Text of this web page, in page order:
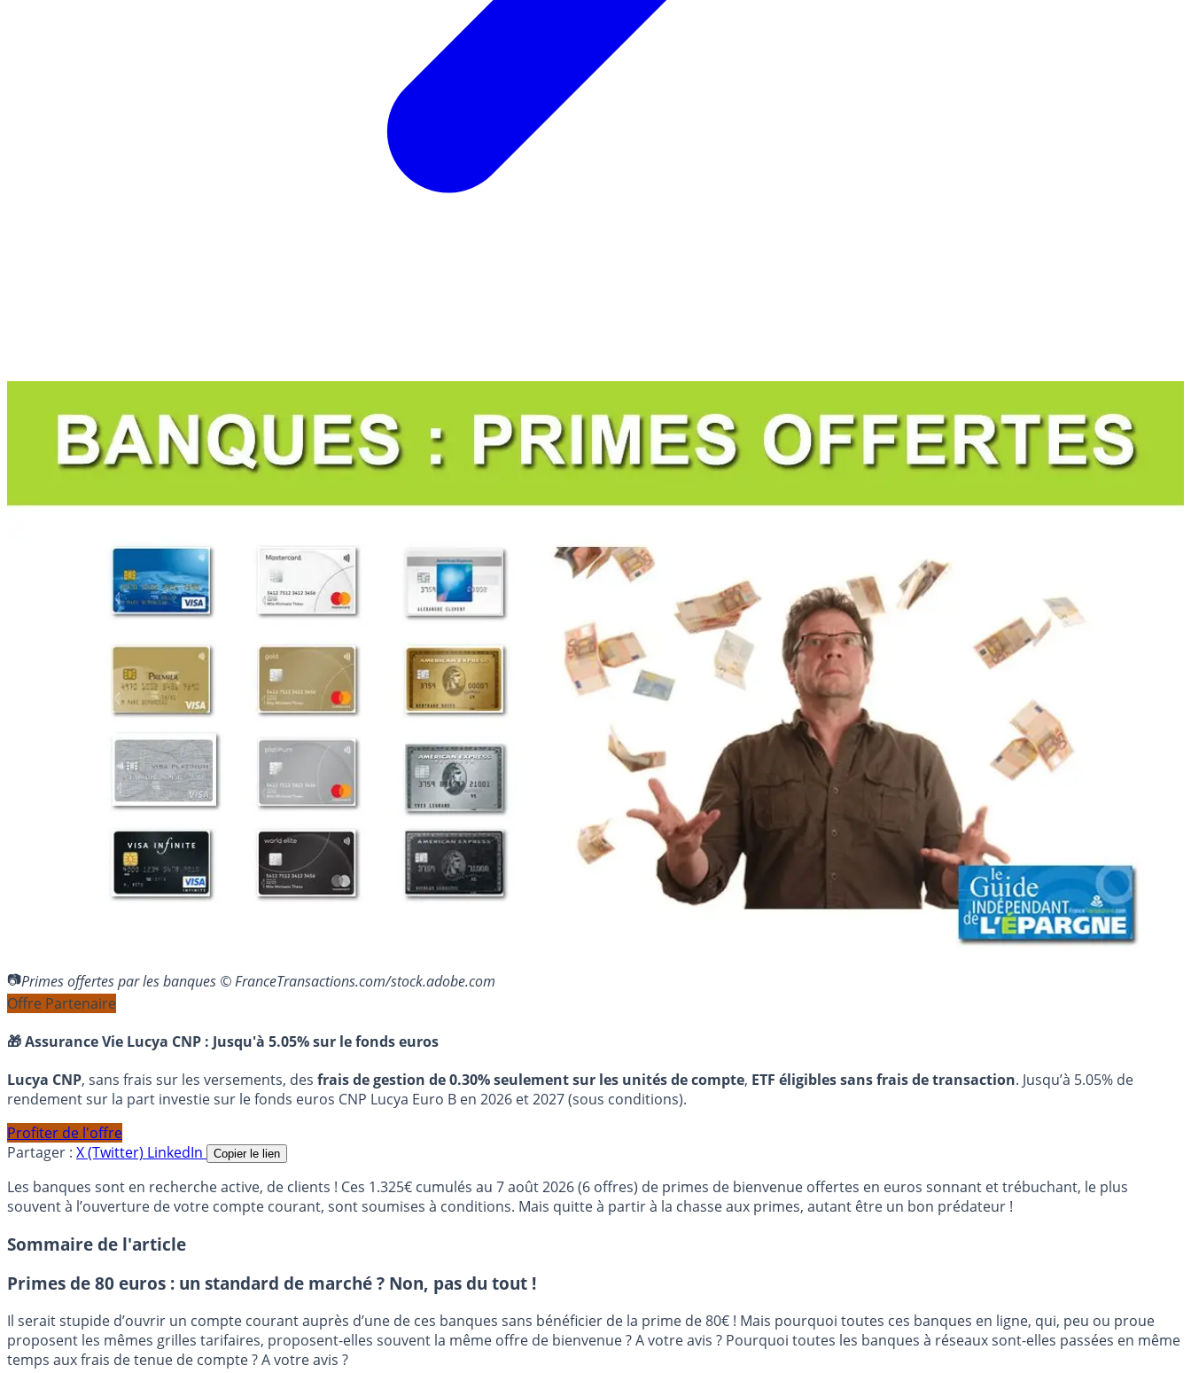
Primes offertes par les banques © FranceTransactions.com/stock.adobe.com
Offre Partenaire
🎁 Assurance Vie Lucya CNP : Jusqu'à 5.05% sur le fonds euros
Lucya CNP, sans frais sur les versements, des frais de gestion de 0.30% seulement sur les unités de compte, ETF éligibles sans frais de transaction. Jusqu’à 5.05% de
rendement sur la part investie sur le fonds euros CNP Lucya Euro B en 2026 et 2027 (sous conditions).
Profiter de l'offre
Partager : X (Twitter) LinkedIn Copier le lien
Les banques sont en recherche active, de clients ! Ces 1.325€ cumulés au 7 août 2026 (6 offres) de primes de bienvenue offertes en euros sonnant et trébuchant, le plus
souvent à l’ouverture de votre compte courant, sont soumises à conditions. Mais quitte à partir à la chasse aux primes, autant être un bon prédateur !
Sommaire de l'article
Primes de 80 euros : un standard de marché ? Non, pas du tout !
Il serait stupide d’ouvrir un compte courant auprès d’une de ces banques sans bénéficier de la prime de 80€ ! Mais pourquoi toutes ces banques en ligne, qui, peu ou proue
proposent les mêmes grilles tarifaires, proposent-elles souvent la même offre de bienvenue ? A votre avis ? Pourquoi toutes les banques à réseaux sont-elles passées en même
temps aux frais de tenue de compte ? A votre avis ?